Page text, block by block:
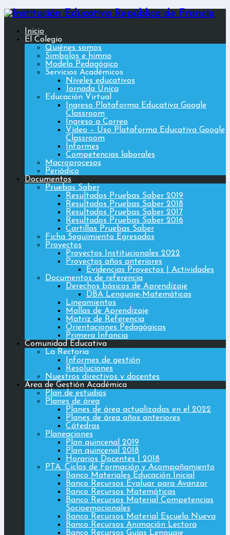
Inicio
El Colegio
Quiénes somos
Simbolos e himno
Modelo Pedagógico
Servicios Académicos
Niveles educativos
Jornada Única
Educación Virtual
Ingreso Plataforma Educativa Google
Classroom
Ingreso a Correo
Vídeo – Uso Plataforma Educativa Google
Classroom
Informes
Competencias laborales
Macroprocesos
Periódico
Documentos
Pruebas Saber
Resultados Pruebas Saber 2019
Resultados Pruebas Saber 2018
Resultados Pruebas Saber 2017
Resultados Pruebas Saber 2016
Cartillas Pruebas Saber
Ficha Seguimiento Egresados
Proyectos
Proyectos Institucionales 2022
Proyectos años anteriores
Evidencias Proyectos | Actividades
Documentos de referencia
Derechos básicos de Aprendizaje
DBA Lenguaje-Matemáticas
Lineamientos
Mallas de Aprendizaje
Matriz de Referencia
Orientaciones Pedagógicas
Primera Infancia
Comunidad Educativa
La Rectoria
Informes de gestión
Resoluciones
Nuestros directivos y docentes
Área de Gestión Académica
Plan de estudios
Planes de área
Planes de área actualizadas en el 2022
Planes de área años anteriores
Cátedras
Planeaciones
Plan quincenal 2019
Plan quincenal 2018
Horarios Docentes | 2018
PTA. Ciclos de Formación y Acompañamiento
Banco Materiales Educación Inicial
Banco Recursos Evaluar para Avanzar
Banco Recursos Matemáticas
Banco Recursos Material Competencias
Socioemocionales
Banco Recursos Material Escuela Nueva
Banco Recursos Animación Lectora
Banco Recursos Guías Lenguaje